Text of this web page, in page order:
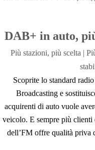
*Solo le varianti con 4+64 GB o più
DAB+ in auto,
Più stazioni, più scelta |